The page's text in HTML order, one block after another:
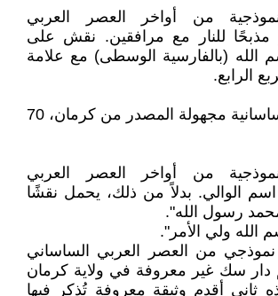
من أواخر العصر العربي
مذبحًا للنار مع مرافقين. نقش على
الله (بالفارسية الوسطى) مع علامة
الرابع.
17. عملة عربية ساسانية مجهولة المصدر من كرمان، 70
من أواخر العصر العربي
اسم الوالي. بدلاً من ذلك، يحمل نقشًا
رسول الله".
الله ولي الأمر".
نموذجي من العصر العربي الساساني
سك غير معروفة في ولاية كرمان
ثاني أقدم وثيقة معروفة تُذكر فيها